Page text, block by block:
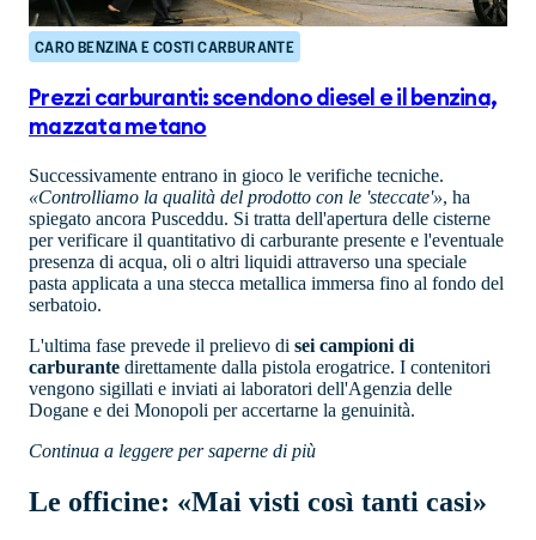
CARO BENZINA E COSTI CARBURANTE
Prezzi carburanti: scendono diesel e il benzina,
mazzata metano
Successivamente entrano in gioco le verifiche tecniche.
«Controlliamo la qualità del prodotto con le 'steccate'», ha
spiegato ancora Pusceddu. Si tratta dell'apertura delle cisterne
per verificare il quantitativo di carburante presente e l'eventuale
presenza di acqua, oli o altri liquidi attraverso una speciale
pasta applicata a una stecca metallica immersa fino al fondo del
serbatoio.
L'ultima fase prevede il prelievo di sei campioni di
carburante direttamente dalla pistola erogatrice. I contenitori
vengono sigillati e inviati ai laboratori dell'Agenzia delle
Dogane e dei Monopoli per accertarne la genuinità.
Continua a leggere per saperne di più
Le officine: «Mai visti così tanti casi»